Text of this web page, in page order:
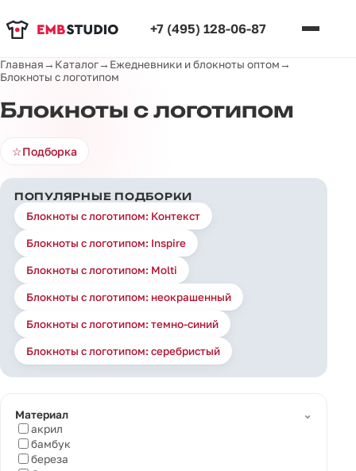
+7 (495) 128-06-87
Главная→ Каталог→ Ежедневники и блокноты оптом→
Блокноты с логотипом
Блокноты с логотипом
☆Подборка
ПОПУЛЯРНЫЕ ПОДБОРКИ
Блокноты с логотипом: Контекст
Блокноты с логотипом: Inspire
Блокноты с логотипом: Molti
Блокноты с логотипом: неокрашенный
Блокноты с логотипом: темно-синий
Блокноты с логотипом: серебристый
Материал
⌄
акрил
бамбук
береза